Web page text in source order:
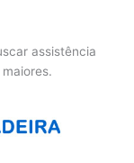
assistência